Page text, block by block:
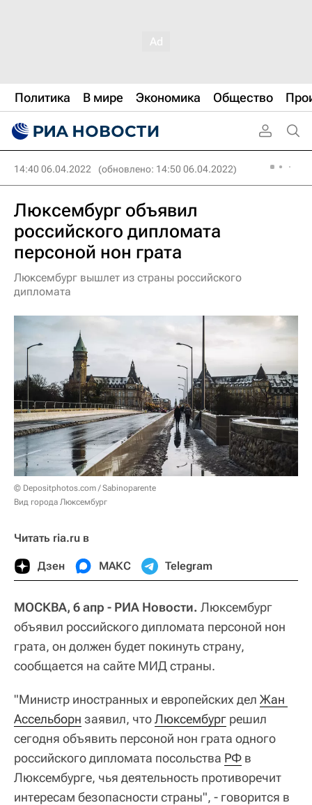
Политика В мире Экономика Общество
14:40 06.04.2022 (обновлено: 14:50 06.04.2022)
Люксембург объявил
российского дипломата
персоной нон грата
Люксембург вышлет из страны российского
дипломата
© Depositphotos.com / Sabinoparente
Вид города Люксембург
Читать ria.ru в
Дзен МАКС Telegram
МОСКВА, 6 апр - РИА Новости. Люксембург
объявил российского дипломата персоной нон
грата, он должен будет покинуть страну,
сообщается на сайте МИД страны.
"Министр иностранных и европейских дел Жан
Ассельборн заявил, чтоЛюксембург решил
сегодня объявить персоной нон грата одного
российского дипломата посольства РФ в
Люксембурге, чья деятельность противоречит
интересам безопасности страны", - говорится в